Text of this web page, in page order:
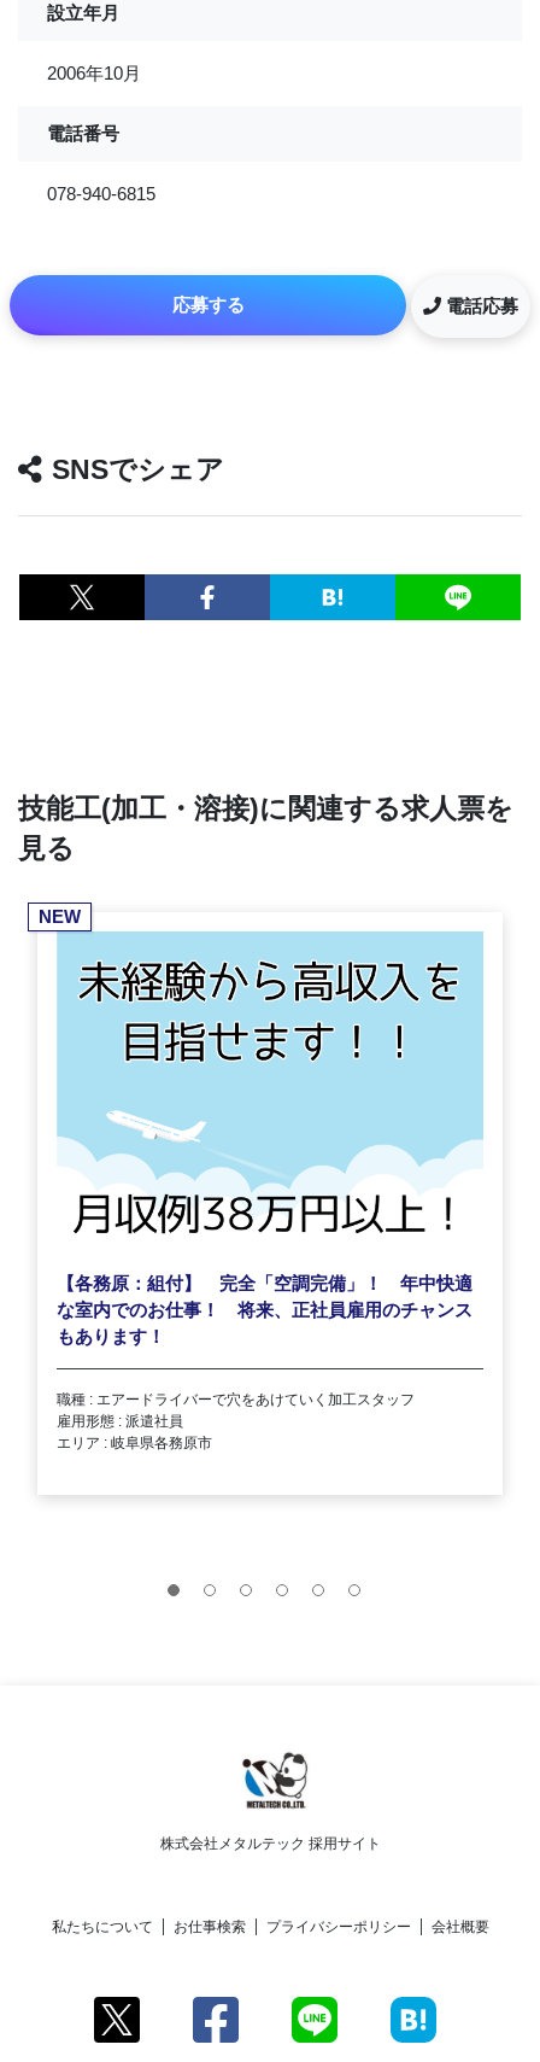
設立年月
2006年10月
電話番号
078-940-6815
応募する 電話応募
SNSでシェア
技能工(加工・溶接)に関連する求人票を
見る
NEW
【各務原：組付】 完全「空調完備」！ 年中快適
な室内でのお仕事！ 将来、正社員雇用のチャンス
もあります！
職種 : エアードライバーで穴をあけていく加工スタッフ
雇用形態 : 派遣社員
エリア : 岐阜県各務原市
株式会社メタルテック 採用サイト
私たちについて お仕事検索 プライバシーポリシー 会社概要